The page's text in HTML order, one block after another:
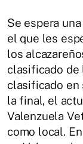
Se espera
el que les
los
clasificado de
clasificado en
la final, el
Valenzuela
como local.